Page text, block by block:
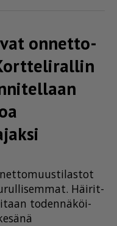
onnet­to­
Häi­rit­
to­den­nä­köi­